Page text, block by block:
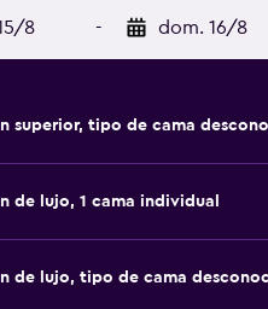
8 - dom. 16/8
superior, tipo de cama
de lujo, 1 cama individual
de lujo, tipo de cama